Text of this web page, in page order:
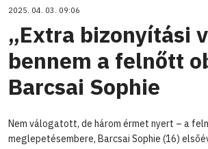
2025. 04. 03. 09:06
„Extra bizonyítási
bennem a felnőtt
Barcsai Sophie
Nem válogatott, de három érmet nyert – a
meglepetésembere, Barcsai Sophie (16)